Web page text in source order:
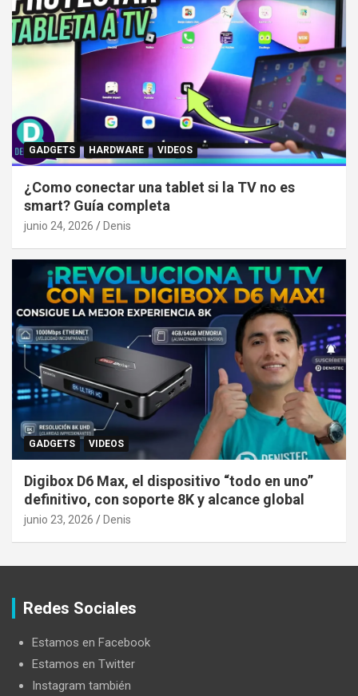
GADGETS HARDWARE VIDEOS
¿Como conectar una tablet si la TV no es
smart? Guía completa
junio 24, 2026 Denis
GADGETS VIDEOS
Digibox D6 Max, el dispositivo “todo en uno”
definitivo, con soporte 8K y alcance global
junio 23, 2026 Denis
Redes Sociales
Estamos en Facebook
Estamos en Twitter
Instagram también